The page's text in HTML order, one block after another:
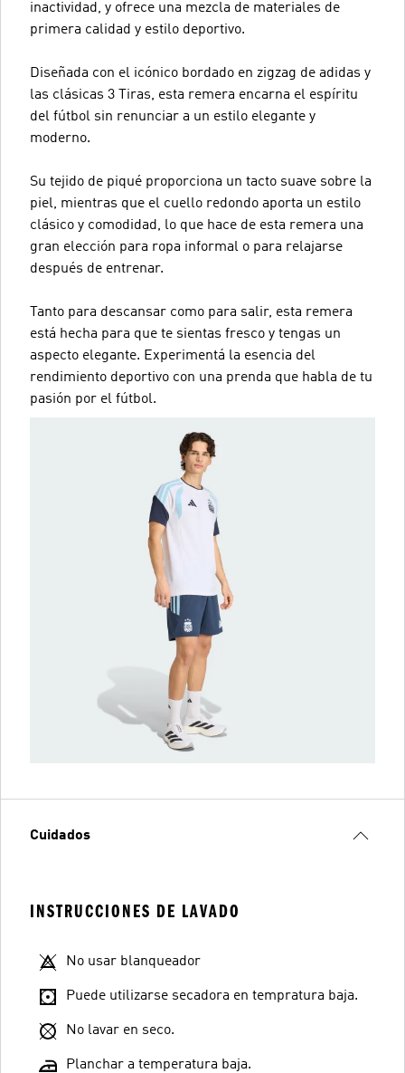
inactividad, y ofrece una mezcla de materiales de
primera calidad y estilo deportivo.
Diseñada con el icónico bordado en zigzag de adidas y
las clásicas 3 Tiras, esta remera encarna el espíritu
del fútbol sin renunciar a un estilo elegante y
moderno.
Su tejido de piqué proporciona un tacto suave sobre la
piel, mientras que el cuello redondo aporta un estilo
clásico y comodidad, lo que hace de esta remera una
gran elección para ropa informal o para relajarse
después de entrenar.
Tanto para descansar como para salir, esta remera
está hecha para que te sientas fresco y tengas un
aspecto elegante. Experimentá la esencia del
rendimiento deportivo con una prenda que habla de tu
pasión por el fútbol.
Cuidados
INSTRUCCIONES DE LAVADO
No usar blanqueador
Puede utilizarse secadora en tempratura baja.
No lavar en seco.
Planchar a temperatura baja.